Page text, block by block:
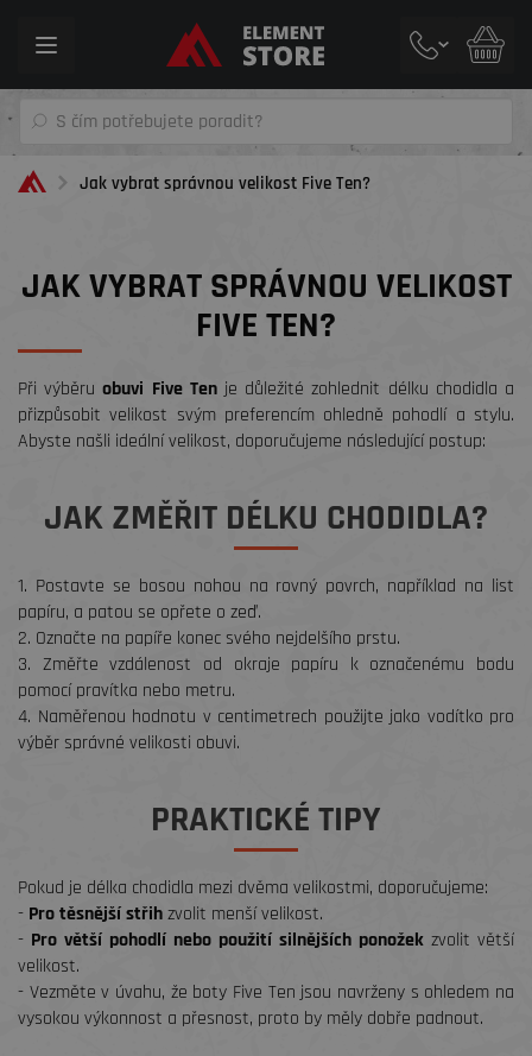
Toggle
Jak vybrat správnou velikost Five Ten?
JAK VYBRAT SPRÁVNOU VELIKOST
FIVE TEN?
Při výběruobuvi Five Tenje důležité zohlednit délku chodidla a
přizpůsobit velikost svým preferencím ohledně pohodlí a stylu.
Abyste našli ideální velikost, doporučujeme následující postup:
JAK ZMĚŘIT DÉLKU CHODIDLA?
1. Postavte se bosou nohou na rovný povrch, například na list
papíru, a patou se opřete o zeď.
2. Označte na papíře konec svého nejdelšího prstu.
3. Změřte vzdálenost od okraje papíru k označenému bodu
pomocí pravítka nebo metru.
4. Naměřenou hodnotu v centimetrech použijte jako vodítko pro
výběr správné velikosti obuvi.
PRAKTICKÉ TIPY
Pokud je délka chodidla mezi dvěma velikostmi, doporučujeme:
- Pro těsnější střihzvolit menší velikost.
- Pro větší pohodlí nebo použití silnějších ponožek zvolit větší
velikost.
- Vezměte v úvahu, že boty Five Ten jsou navrženy s ohledem na
vysokou výkonnost a přesnost, proto by měly dobře padnout.